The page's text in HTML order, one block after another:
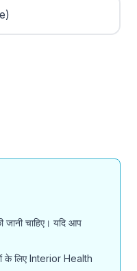
जानी चाहिए। यदि आप
के लिए Interior Health